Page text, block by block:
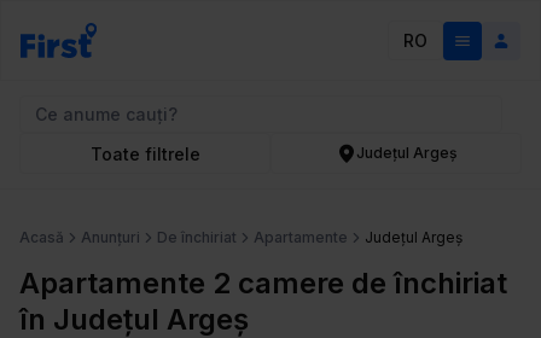
RO
Toate filtrele Județul Argeș
Acasă Anunțuri De închiriat Apartamente Județul Argeș
Apartamente 2 camere de închiriat
în Județul Argeș